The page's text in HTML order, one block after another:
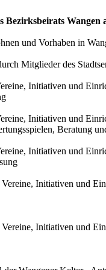
Bezirksbeirats
und Vorhaben in
Mitglieder des
Initiativen und
Initiativen und
Beratung
Initiativen und
Initiativen und
Initiativen und